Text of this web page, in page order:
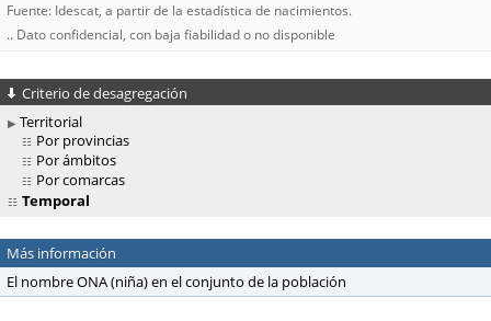
Fuente: Idescat, a partir de la estadística de nacimientos.
.. Dato confidencial, con baja fiabilidad o no disponible
Criterio de desagregación
Territorial
Por provincias
Por ámbitos
Por comarcas
Temporal
Más información
El nombre ONA (niña) en el conjunto de la población